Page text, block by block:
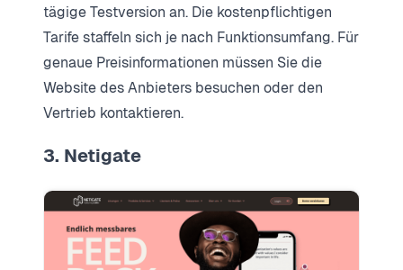
tägige Testversion an. Die kostenpflichtigen
Tarife staffeln sich je nach Funktionsumfang. Für
genaue Preisinformationen müssen Sie die
Website des Anbieters besuchen oder den
Vertrieb kontaktieren.
3. Netigate